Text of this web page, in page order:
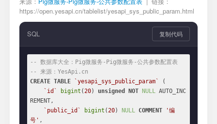
https://open.yesapi.cn/tablelist/yesapi_sys_public_param.html
SQL 复制代码
-- 数据库大全：Pig微服务-Pig微服务-公共参数配置表
-- 来源：YesApi.cn
CREATE TABLE `yesapi_sys_public_param`
(
`id`
bigint (20) unsigned NOT NULL AUTO_INC
REMENT,
`public_id`
bigint (20) NULL COMMENT
'编
号' ,